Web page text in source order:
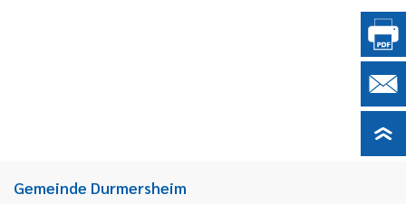
Gemeinde Durmersheim